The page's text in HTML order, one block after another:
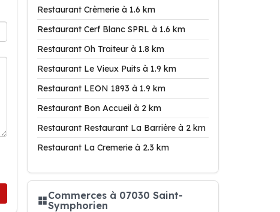
Restaurant Crèmerie à 1.6 km
Restaurant Cerf Blanc SPRL à 1.6 km
Restaurant Oh Traiteur à 1.8 km
Restaurant Le Vieux Puits à 1.9 km
Restaurant LEON 1893 à 1.9 km
Restaurant Bon Accueil à 2 km
Restaurant Restaurant La Barrière à 2 km
Restaurant La Cremerie à 2.3 km
Commerces à 07030 Saint-
Symphorien